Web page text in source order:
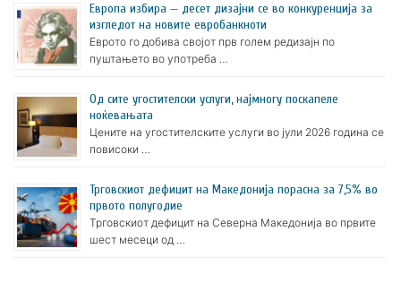
Европа избира — десет дизајни се во конкуренција за
изгледот на новите евробанкноти
Еврото го добива својот прв голем редизајн по
пуштањето во употреба …
Oд сите угостителски услуги, најмногу поскапеле
ноќевањата
Цените на угостителските услуги во јули 2026 година се
повисоки …
Трговскиот дефицит на Македонија порасна за 7,5% во
првото полугодие
Трговскиот дефицит на Северна Македонија во првите
шест месеци од …